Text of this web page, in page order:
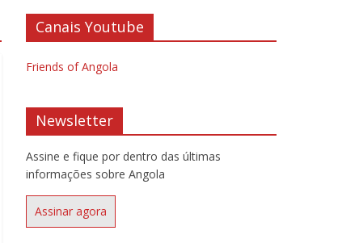
Canais Youtube
Friends of Angola
Newsletter
Assine e fique por dentro das últimas
informações sobre Angola
Assinar agora